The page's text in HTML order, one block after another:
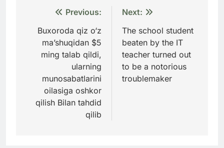
Навигация
по
записям
Previous:
Buxoroda qiz o‘z
ma’shuqidan $5
ming talab qildi,
ularning
munosabatlarini
oilasiga oshkor
qilish Bilan tahdid
qilib
Next:
The school student
beaten by the IT
teacher turned out
to be a notorious
troublemaker